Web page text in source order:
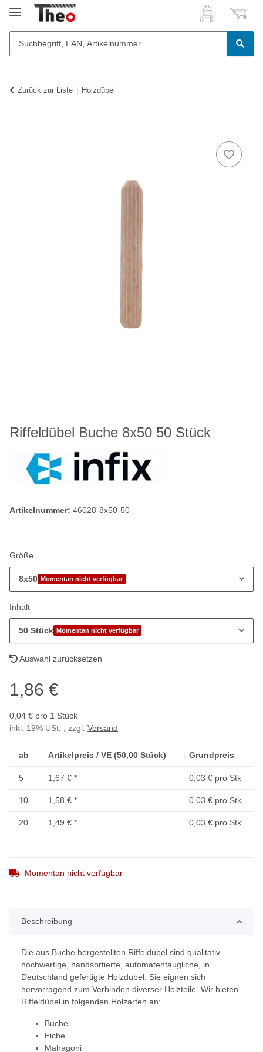
Zurück zur Liste Holzdübel
Riffeldübel Buche 8x50 50 Stück
Artikelnummer: 46028-8x50-50
Größe
8x50 Momentan nicht verfügbar
Inhalt
50 Stück Momentan nicht verfügbar
Auswahl zurücksetzen
1,86 €
0,04 € pro 1 Stück
inkl. 19% USt. , zzgl. Versand
ab Artikelpreis / VE (50,00 Stück) Grundpreis
5 1,67 € * 0,03 € pro Stk
10 1,58 € * 0,03 € pro Stk
20 1,49 € * 0,03 € pro Stk
Momentan nicht verfügbar
Beschreibung
Die aus Buche hergestellten Riffeldübel sind qualitativ
hochwertige, handsortierte, automatentaugliche, in
Deutschland gefertigte Holzdübel. Sie eignen sich
hervorragend zum Verbinden diverser Holzteile. Wir bieten
Riffeldübel in folgenden Holzarten an:
Buche
Eiche
Mahagoni